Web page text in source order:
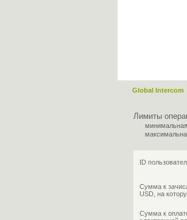
Global Intercom
Лимиты
ID
Сумма к
USD, на
Сумма к